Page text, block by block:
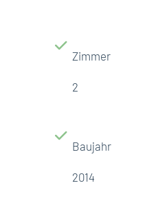
Zimmer
2
Baujahr
2014